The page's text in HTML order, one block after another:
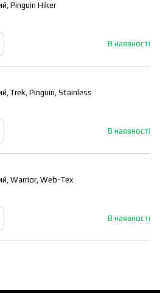
Pinguin Hiker
В наявності
Trek, Pinguin, Stainless
В наявності
Warrior, Web-Tex
В наявності